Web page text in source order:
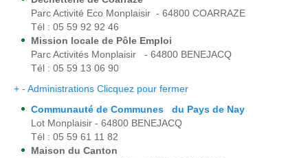
Parc Activité Eco Monplaisir - 64800 COARRAZE
Tél : 05 59 92 92 46
Mission locale de Pôle Emploi
Parc Activités Monplaisir - 64800 BENEJACQ
Tél : 05 59 13 06 90
+ - Administrations Clicquez pour fermer
Communauté de Communes du Pays de Nay
Lot Monplaisir - 64800 BENEJACQ
Tél : 05 59 61 11 82
Maison du Canton